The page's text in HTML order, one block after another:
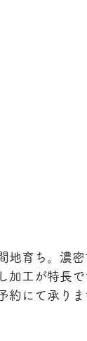
地育ち。濃密
加工が特長で
約にて承りま